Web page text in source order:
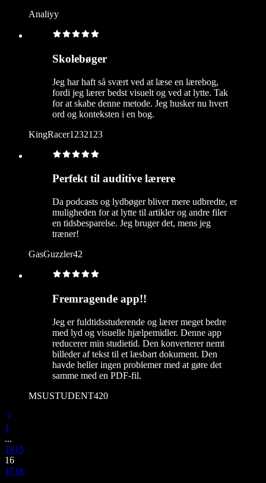
Analiyy
Skolebøger
Jeg har haft så svært ved at læse en lærebog,
fordi jeg lærer bedst visuelt og ved at lytte. Tak
for at skabe denne metode. Jeg husker nu hvert
ord og konteksten i en bog.
KingRacer1232123
Perfekt til auditive lærere
Da podcasts og lydbøger bliver mere udbredte, er
muligheden for at lytte til artikler og andre filer
en tidsbesparelse. Jeg bruger det, mens jeg
træner!
GasGuzzler42
Fremragende app!!
Jeg er fuldtidsstuderende og lærer meget bedre
med lyd og visuelle hjælpemidler. Denne app
reducerer min studietid. Den konverterer nemt
billeder af tekst til et læsbart dokument. Den
havde heller ingen problemer med at gøre det
samme med en PDF-fil.
MSUSTUDENT420
1
...
1415
16
1718